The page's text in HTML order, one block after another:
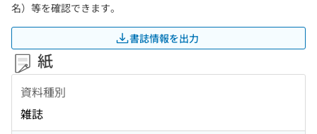
名）等を確認できます。
書誌情報を出力
紙
資料種別
雑誌